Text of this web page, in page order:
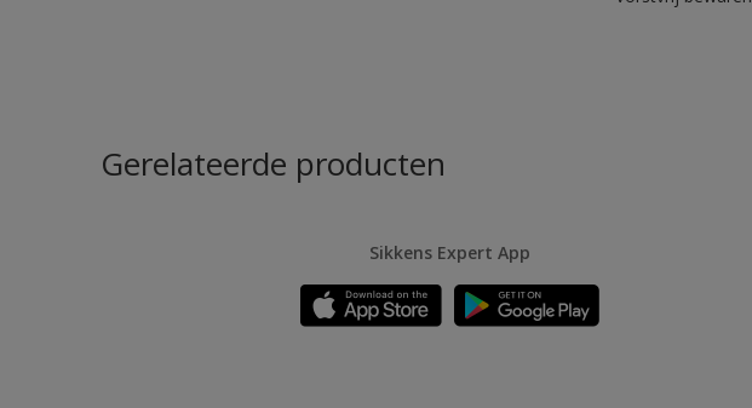
Gerelateerde producten
Sikkens Expert App